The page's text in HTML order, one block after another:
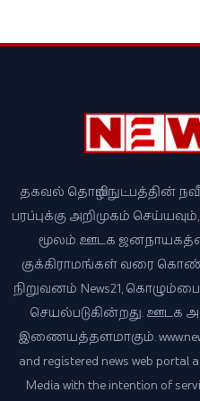
தகவல் தொழில்நுட்பத்தின்
பரப்புக்கு அறிமுகம்
மூலம் ஊடக
குக்கிராமங்கள் வரை
நிறுவனம் News21,
செயல்படுகின்றது. ஊடக
இணையத்தளமாகும்.
and registered news web portal
Media with the intention of